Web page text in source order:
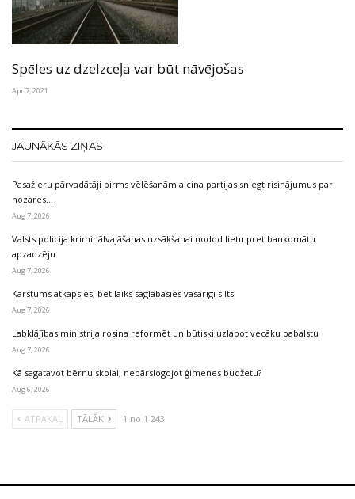
Spēles uz dzelzceļa var būt nāvējošas
Apr 7, 2021
JAUNĀKĀS ZIŅAS
Pasažieru pārvadātāji pirms vēlēšanām aicina partijas sniegt risinājumus par
nozares…
Aug 7, 2026
Valsts policija kriminālvajāšanas uzsākšanai nodod lietu pret bankomātu
apzadzēju
Aug 7, 2026
Karstums atkāpsies, bet laiks saglabāsies vasarīgi silts
Aug 7, 2026
Labklājības ministrija rosina reformēt un būtiski uzlabot vecāku pabalstu
Aug 7, 2026
Kā sagatavot bērnu skolai, nepārslogojot ģimenes budžetu?
Aug 6, 2026
ATPAKAĻ TĀLĀK 1 no 1 243